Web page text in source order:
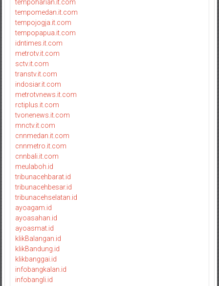
tempoharian.it.com
tempomedan.it.com
tempojogja.it.com
tempopapua.it.com
idntimes.it.com
metrotv.it.com
sctv.it.com
transtv.it.com
indosiar.it.com
metrotvnews.it.com
rctiplus.it.com
tvonenews.it.com
mnctv.it.com
cnnmedan.it.com
cnnmetro.it.com
cnnbali.it.com
meulaboh.id
tribunacehbarat.id
tribunacehbesar.id
tribunacehselatan.id
ayoagam.id
ayoasahan.id
ayoasmat.id
klikBalangan.id
klikBandung.id
klikbanggai.id
infobangkalan.id
infobangli.id